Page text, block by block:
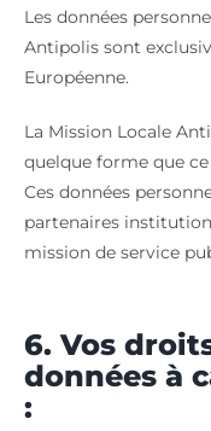
Les données
Antipolis sont
Européenne.
La Mission Locale
quelque forme que
Ces données
partenaires
mission de service
6. Vos
données à
: